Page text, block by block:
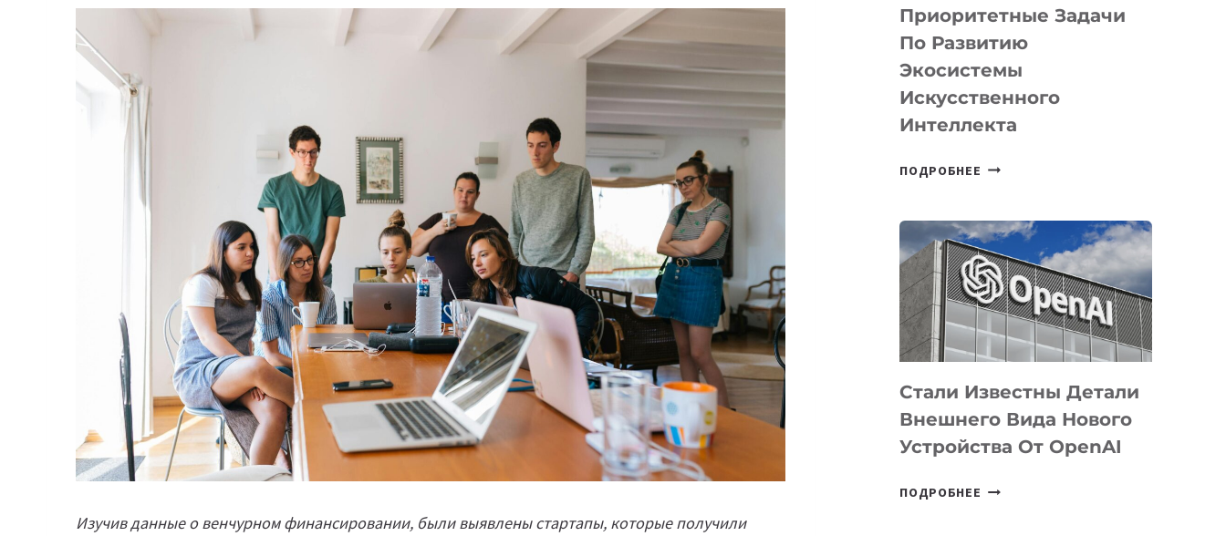
Изучив данные о венчурном финансировании, были выявлены стартапы, которые получили
Приоритетные Задачи
По Развитию
Экосистемы
Искусственного
Интеллекта
ПОДРОБНЕЕ В
ПРИОРИТЕТНЫЕ
ЗАДАЧИ
ПО
РАЗВИТИЮ
ЭКОСИСТЕМЫ
ИСКУССТВЕННОГО
Стали Известны Детали
Внешнего Вида Нового
Устройства От OpenAI
ПОДРОБНЕЕ СТАЛИ